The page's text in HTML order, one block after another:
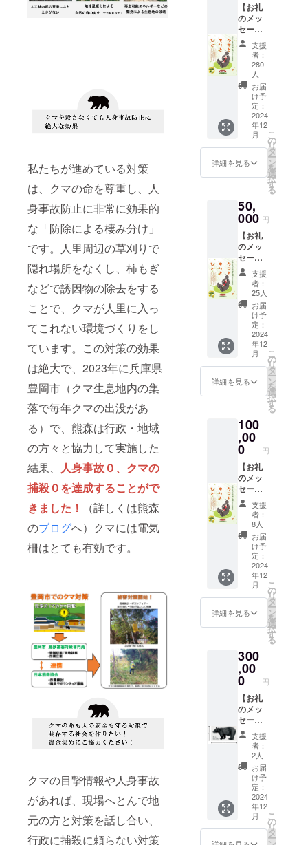
私たちが進めている対策
は、クマの命を尊重し、人
身事故防止に非常に効果的
な「防除による棲み分け」
です。人里周辺の草刈りで
隠れ場所をなくし、柿もぎ
などで誘因物の除去をする
ことで、クマが人里に入っ
てこれない環境づくりをし
ています。この対策の効果
は絶大で、2023年に兵庫県
豊岡市（クマ生息地内の集
落で毎年クマの出没があ
る）で、熊森は行政・地域
の方々と協力して実施した
結果、 人身事故０、クマの
捕殺０を達成することがで
きました ！
（詳しくは熊森
のブログへ）クマには電気
柵はとても有効です。
クマの目撃情報や人身事故
があれば、現場へとんで地
元の方と対策を話し合い、
行政に捕殺に頼らない対策
【お礼
のメッ
セージ&
小冊子&
くまも
り特製
絵はが
き1枚】
感謝の
気持ち
を込め
て、お
礼の
メッ
セージ
秘話が
書かれ
た小冊
子、ク
マや森
の絵は
がき1枚
支援
者：
280
人
お届
け予
定：
2024
年12
月
詳細を見る
こ
の
リ
タ
ー
ン
を
選
択
す
る
50,
000 円
【お礼
のメッ
セージ&
小冊子&
くまも
り特製
絵はが
き2枚】
感謝の
気持ち
を込め
て、お
礼の
メッ
セージ
と日本
会誕生
秘話が
書かれ
た小冊
子、ク
マや森
の絵は
がき2枚
支援
者：
25人
お届
け予
定：
2024
年12
月
詳細を見る
こ
の
リ
タ
ー
ン
を
選
択
す
る
100
,00
0 円
【お礼
のメッ
セージ&
小冊子&
くまも
り特製
絵はが
き3枚】
感謝の
気持ち
を込め
て、お
礼の
メッ
セージ
と日本
会誕生
秘話が
書かれ
た小冊
子、ク
マや森
の絵は
がき3枚
支援
者：
8人
お届
け予
定：
2024
年12
月
詳細を見る
こ
の
リ
タ
ー
ン
を
選
択
す
る
300
,00
0 円
【お礼
のメッ
セージ&
小冊子&
クマ等
身大タ
オル】
感謝の
気持ち
を込め
て、お
礼の
メッ
セージ
支援
者：
2人
お届
け予
定：
2024
年12
月
こ
の
リ
タ
ー